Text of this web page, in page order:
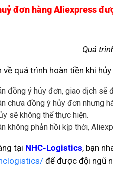
đơn hàng Aliexpress
Quá
quá trình hoàn tiền khi
đồng ý hủy đơn, giao dịch
chưa đồng ý hủy đơn nhưng
sẽ không thể thực hiện.
không phản hồi kịp thời,
tại NHC-Logistics, bạn
để được đội ngũ